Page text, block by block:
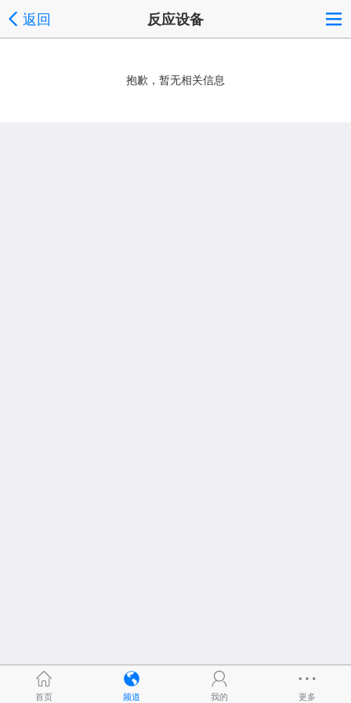
返回 反应设备
抱歉，暂无相关信息
首页 频道 我的 更多